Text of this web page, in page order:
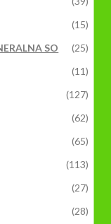
(15)
SO
(25)
(11)
(127)
(62)
(65)
(113)
(27)
(28)